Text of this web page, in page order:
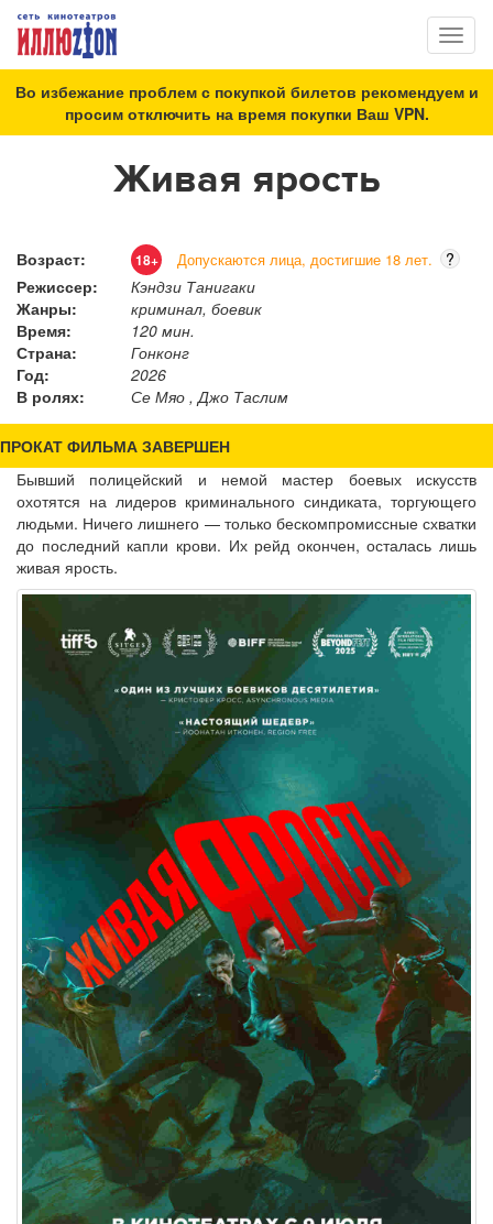
Во избежание проблем с покупкой билетов рекомендуем и
просим отключить на время покупки Ваш VPN.
Живая ярость
Возраст: 18+ Допускаются лица, достигшие 18 лет.
?
Режиссер:
Кэндзи Танигаки
Жанры:
криминал, боевик
Время:
120 мин.
Страна:
Гонконг
Год:
2026
В ролях:
Се Мяо , Джо Таслим
ПРОКАТ ФИЛЬМА ЗАВЕРШЕН
Бывший полицейский и немой мастер боевых искусств
охотятся на лидеров криминального синдиката, торгующего
людьми. Ничего лишнего — только бескомпромиссные схватки
до последний капли крови. Их рейд окончен, осталась лишь
живая ярость.